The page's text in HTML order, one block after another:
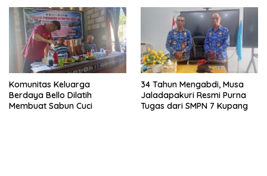
Komunitas Keluarga
Berdaya Bello Dilatih
Membuat Sabun Cuci
34 Tahun Mengabdi, Musa
Jaladapakuri Resmi Purna
Tugas dari SMPN 7 Kupang